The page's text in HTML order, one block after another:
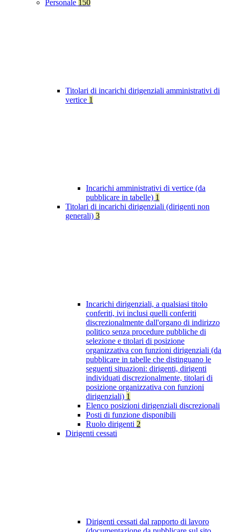
Personale 150
Titolari di incarichi dirigenziali amministrativi di
vertice 1
Incarichi amministrativi di vertice (da
pubblicare in tabelle) 1
Titolari di incarichi dirigenziali (dirigenti non
generali) 3
Incarichi dirigenziali, a qualsiasi titolo
conferiti, ivi inclusi quelli conferiti
discrezionalmente dall'organo di indirizzo
politico senza procedure pubbliche di
selezione e titolari di posizione
organizzativa con funzioni dirigenziali (da
pubblicare in tabelle che distinguano le
seguenti situazioni: dirigenti, dirigenti
individuati discrezionalmente, titolari di
posizione organizzativa con funzioni
dirigenziali) 1
Elenco posizioni dirigenziali discrezionali
Posti di funzione disponibili
Ruolo dirigenti 2
Dirigenti cessati
Dirigenti cessati dal rapporto di lavoro